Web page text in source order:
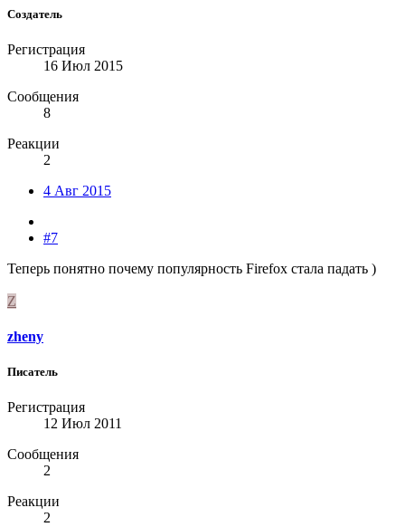
Создатель
Регистрация
16 Июл 2015
Сообщения
8
Реакции
2
4 Авг 2015
#7
Теперь понятно почему популярность Firefox стала падать )
Z
zheny
Писатель
Регистрация
12 Июл 2011
Сообщения
2
Реакции
2